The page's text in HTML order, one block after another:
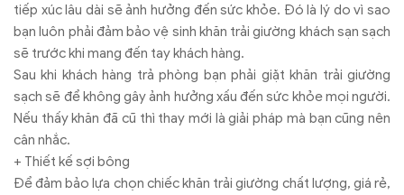
tiếp xúc lâu dài sẽ ảnh hưởng đến sức khỏe. Đó là lý do vì sao
bạn luôn phải đảm bảo vệ sinh khăn trải giường khách sạn sạch
sẽ trước khi mang đến tay khách hàng.
Sau khi khách hàng trả phòng bạn phải giặt khăn trải giường
sạch sẽ để không gây ảnh hưởng xấu đến sức khỏe mọi người.
Nếu thấy khăn đã cũ thì thay mới là giải pháp mà bạn cũng nên
cân nhắc.
+ Thiết kế sợi bông
Để đảm bảo lựa chọn chiếc khăn trải giường chất lượng, giá rẻ,